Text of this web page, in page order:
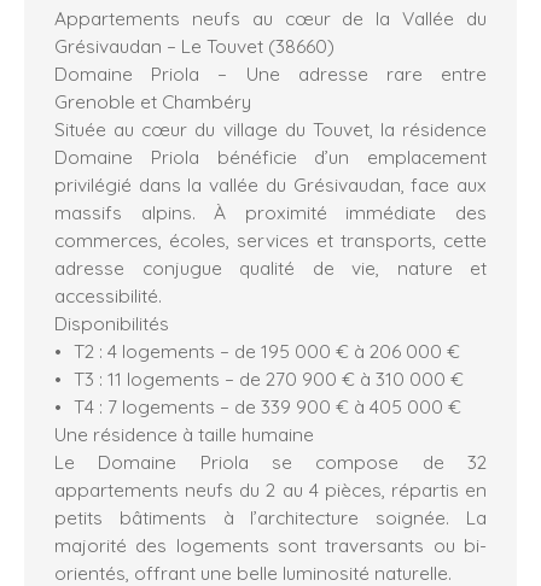
Appartements neufs au cœur de la Vallée du
Grésivaudan – Le Touvet (38660)
Domaine Priola – Une adresse rare entre
Grenoble et Chambéry
Située au cœur du village du Touvet, la résidence
Domaine Priola bénéficie d’un emplacement
privilégié dans la vallée du Grésivaudan, face aux
massifs alpins. À proximité immédiate des
commerces, écoles, services et transports, cette
adresse conjugue qualité de vie, nature et
accessibilité.
Disponibilités
T2 : 4 logements – de 195 000 € à 206 000 €
T3 : 11 logements – de 270 900 € à 310 000 €
T4 : 7 logements – de 339 900 € à 405 000 €
Une résidence à taille humaine
Le Domaine Priola se compose de 32
appartements neufs du 2 au 4 pièces, répartis en
petits bâtiments à l’architecture soignée. La
majorité des logements sont traversants ou bi-
orientés, offrant une belle luminosité naturelle.